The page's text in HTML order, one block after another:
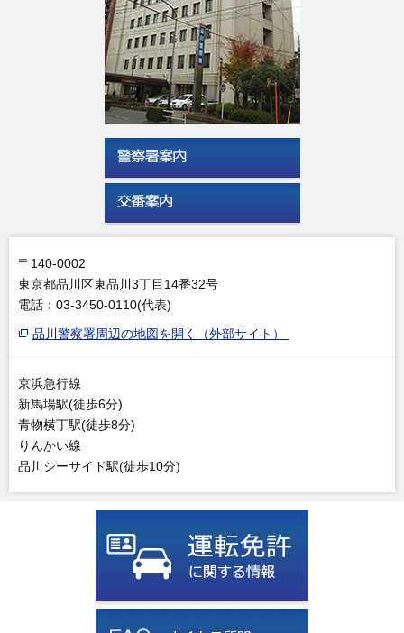
〒140-0002
東京都品川区東品川3丁目14番32号
電話：03-3450-0110(代表)
品川警察署周辺の地図を開く（外部サイト）
京浜急行線
新馬場駅(徒歩6分)
青物横丁駅(徒歩8分)
りんかい線
品川シーサイド駅(徒歩10分)